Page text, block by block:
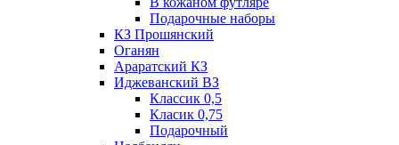
Подарочные наборы
КЗ Прошянский
Оганян
Араратский КЗ
Иджеванский ВЗ
Классик 0,5
Класик 0,75
Подарочный